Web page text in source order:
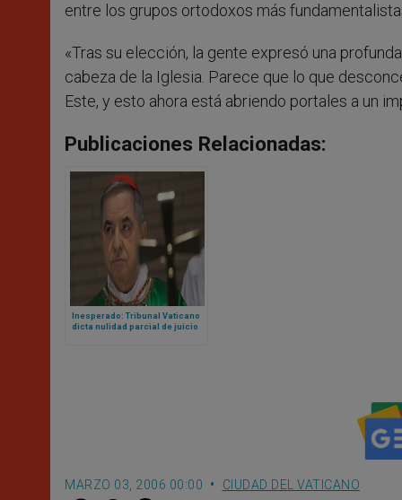
entre los grupos ortodoxos más
«Tras su elección, la gente expresó una
cabeza de la Iglesia. Parece que lo que
Este, y esto ahora está abriendo portales a un
Publicaciones Relacionadas:
Inesperado: Tribunal Vaticano
dicta nulidad parcial de juicio
MARZO 03, 2006 00:00 CIUDAD DEL VATICANO